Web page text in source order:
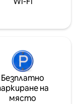
Безплатно
на
място